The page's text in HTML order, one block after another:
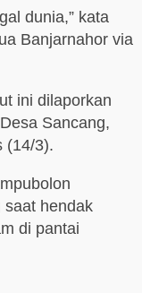
dunia,” kata
Banjarnahor via
ini dilaporkan
Sancang,
(14/3).
saat hendak
di pantai